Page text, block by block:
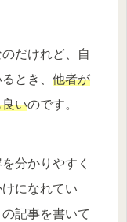
だけれど、自
とき、 他者が
いのです。
分かりやすく
になれてい
記事を書いて